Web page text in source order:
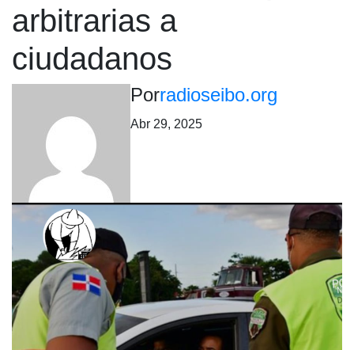
arbitrarias a
ciudadanos
Porradioseibo.org
Abr 29, 2025